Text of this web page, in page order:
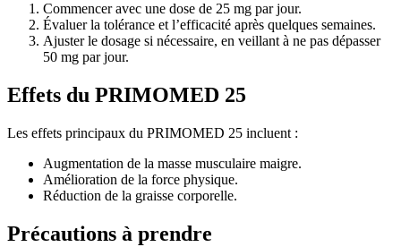
Commencer avec une dose de 25 mg par jour.
Évaluer la tolérance et l’efficacité après quelques semaines.
Ajuster le dosage si nécessaire, en veillant à ne pas dépasser
50 mg par jour.
Effets du PRIMOMED 25
Les effets principaux du PRIMOMED 25 incluent :
Augmentation de la masse musculaire maigre.
Amélioration de la force physique.
Réduction de la graisse corporelle.
Précautions à prendre